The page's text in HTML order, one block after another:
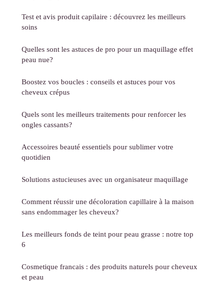
Test et avis produit capilaire : découvrez les meilleurs
soins
Quelles sont les astuces de pro pour un maquillage effet
peau nue?
Boostez vos boucles : conseils et astuces pour vos
cheveux crépus
Quels sont les meilleurs traitements pour renforcer les
ongles cassants?
Accessoires beauté essentiels pour sublimer votre
quotidien
Solutions astucieuses avec un organisateur maquillage
Comment réussir une décoloration capillaire à la maison
sans endommager les cheveux?
Les meilleurs fonds de teint pour peau grasse : notre top
6
Cosmetique francais : des produits naturels pour cheveux
et peau